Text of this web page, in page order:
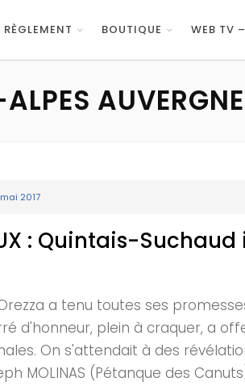
RÈGLEMENT BOUTIQUE WEB TV
AUVERGNE
mai 2017
: Quintais-
a tenu toutes ses
d'honneur, plein à craquer, a
On s'attendait à des
MOLINAS (Pétanque des